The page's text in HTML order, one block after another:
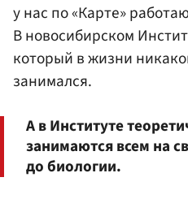
у нас по «Карте»
В новосибирском
который в жизни
занимался.
А в Институте
занимаются всем на
до биологии.